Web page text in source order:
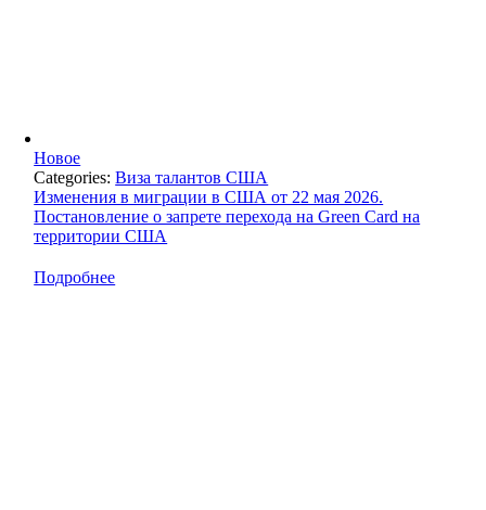
Новое
Categories:Виза талантов США
Изменения в миграции в США от 22 мая 2026.
Постановление о запрете перехода на Green Card на
территории США
Подробнее